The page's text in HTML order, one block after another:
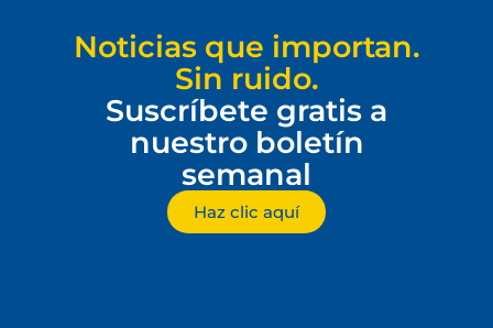
Noticias que importan.
Sin ruido.
Suscríbete gratis a
nuestro boletín
semanal
Haz clic aquí